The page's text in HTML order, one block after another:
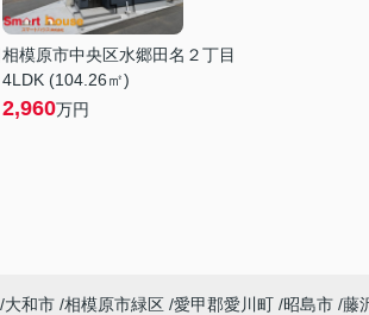
相模原市中央区水郷田名２丁目
4LDK (104.26㎡)
2,960万円
大和市 相模原市緑区 愛甲郡愛川町 昭島市 藤